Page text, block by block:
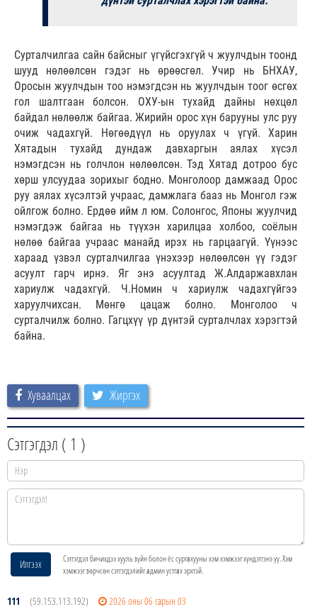
Сурталчилгаа сайн байсныг үгүйсгэхгүй ч жуулчдын тоонд
шууд нөлөөлсөн гэдэг нь өрөөсгөл. Учир нь БНХАУ,
Оросын жуулчдын тоо нэмэгдсэн нь жуулчдын тоог өсгөх
гол шалтгаан болсон. ОХУ-ын тухайд дайны нөхцөл
байдал нөлөөлж байгаа. Жирийн орос хүн барууны улс руу
очиж чадахгүй. Нөгөөдүүл нь оруулах ч үгүй. Харин
Хятадын тухайд дундаж давхаргын аялах хүсэл
нэмэгдсэн нь голчлон нөлөөлсөн. Тэд Хятад дотроо бус
хөрш улсуудаа зорихыг бодно. Монголоор дамжаад Орос
руу аялах хүсэлтэй учраас, дамжлага бааз нь Монгол гэж
ойлгож болно. Ердөө ийм л юм. Солонгос, Японы жуулчид
нэмэгдэж байгаа нь түүхэн харилцаа холбоо, соёлын
нөлөө байгаа учраас манайд ирэх нь гарцаагүй. Үүнээс
хараад үзвэл сурталчилгаа үнэхээр нөлөөлсөн үү гэдэг
асуулт гарч ирнэ. Яг энэ асуултад Ж.Алдаржавхлан
хариулж чадахгүй. Ч.Номин ч хариулж чадахгүйгээ
харуулчихсан. Мөнгө цацаж болно. Монголоо ч
сурталчилж болно. Гагцхүү үр дүнтэй сурталчлах хэрэгтэй
байна.
Хуваалцах Жиргэх
Сэтгэгдэл ( 1 )
Илгээх
Сэтгэгдэл бичихдээ хууль зүйн болон ёс суртахууны хэм хэмжээг хүндэтгэнэ үү. Хэм
хэмжээг зөрчсөн сэтгэгдэлийг админ устгах эрхтэй.
111 (59.153.113.192)
2026 оны 06 сарын 03